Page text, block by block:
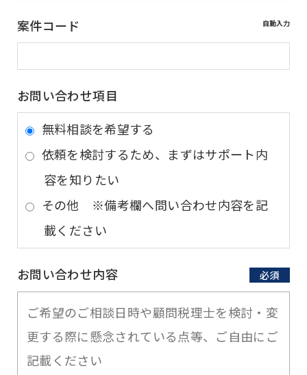
案件コード 自動入力
お問い合わせ項目
無料相談を希望する
依頼を検討するため、まずはサポート内
容を知りたい
その他 ※備考欄へ問い合わせ内容を記
載ください
お問い合わせ内容 必須